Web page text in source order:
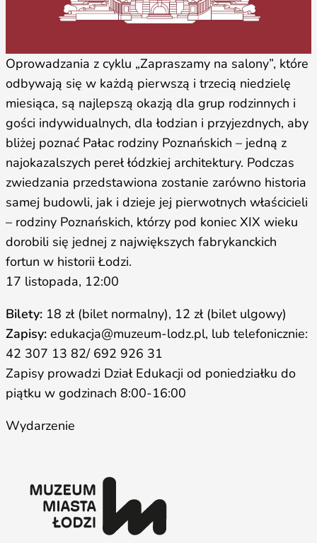
Oprowadzania z cyklu „Zapraszamy na salony”, które
odbywają się w każdą pierwszą i trzecią niedzielę
miesiąca, są najlepszą okazją dla grup rodzinnych i
gości indywidualnych, dla łodzian i przyjezdnych, aby
bliżej poznać Pałac rodziny Poznańskich – jedną z
najokazalszych pereł łódzkiej architektury. Podczas
zwiedzania przedstawiona zostanie zarówno historia
samej budowli, jak i dzieje jej pierwotnych właścicieli
– rodziny Poznańskich, którzy pod koniec XIX wieku
dorobili się jednej z największych fabrykanckich
fortun w historii Łodzi.
17 listopada, 12:00
Bilety: 18 zł (bilet normalny), 12 zł (bilet ulgowy)
Zapisy: edukacja@muzeum-lodz.pl,‌ ‌lub‌ ‌telefonicznie:‌
‌42‌ 307 ‌13 82/‌ ‌692‌ ‌926‌ ‌31
Zapisy prowadzi Dział Edukacji od poniedziałku do
piątku w godzinach 8:00-16:00
Wydarzenie